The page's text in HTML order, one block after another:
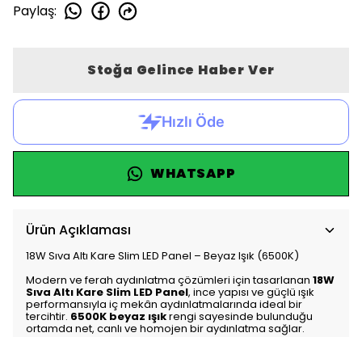
Paylaş:
Stoğa Gelince Haber Ver
WHATSAPP
Ürün Açıklaması
18W Sıva Altı Kare Slim LED Panel – Beyaz Işık (6500K)
Modern ve ferah aydınlatma çözümleri için tasarlanan 18W
Sıva Altı Kare Slim LED Panel, ince yapısı ve güçlü ışık
performansıyla iç mekân aydınlatmalarında ideal bir
tercihtir. 6500K beyaz ışıkrengi sayesinde bulunduğu
ortamda net, canlı ve homojen bir aydınlatma sağlar.